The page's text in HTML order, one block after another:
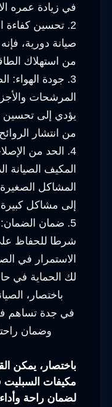
في زيادة عمره
2. تحسين كفاءة
صيانة دورية،
من استهلاك
3. جودة الهواء:
المرشحات
يؤدي إلى تحسين
من انتشار
4. الحد من
المكيف الصيانة
المشاكل
إلى مشاكل
5. ضمان الضمان:
شرطا للحفاظ
الاستمرار في
لك الحماية في
باختصار،
في جدة تساهم
وضمان
باختصار، يمكن
مكيفات السبليت
لضمان راحة